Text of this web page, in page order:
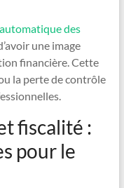
des
une image
financière. Cette
la perte de contrôle
fiscalité :
pour le